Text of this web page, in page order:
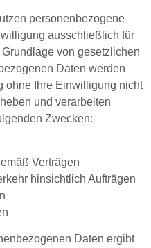
personenbezogene
ausschließlich für
von gesetzlichen
Daten werden
ohne Ihre Einwilligung nicht
und verarbeiten
Zwecken:
Verträgen
hinsichtlich Aufträgen
Daten ergibt